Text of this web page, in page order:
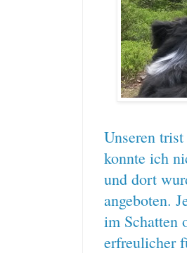
Unseren
konnte ich
und dort
angeboten.
im Schatten
erfreulicher